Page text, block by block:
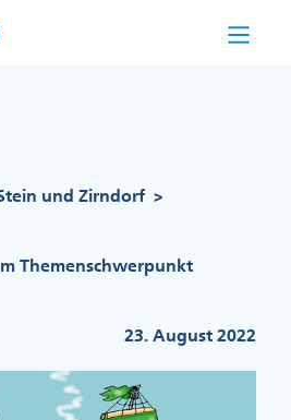
und Zirndorf >
Themenschwerpunkt
23. August 2022